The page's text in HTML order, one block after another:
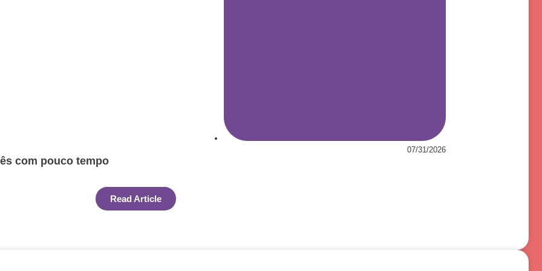
07/31/2026
com pouco tempo
Read Article